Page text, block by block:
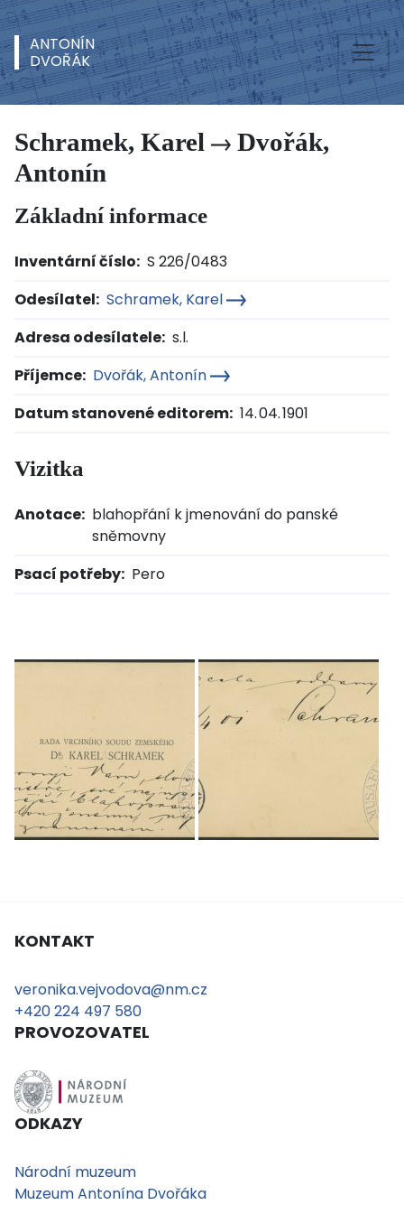
ANTONÍN
DVOŘÁK
Schramek, Karel
Dvořák,
Antonín
Základní informace
Inventární číslo: S 226/0483
Odesílatel: Schramek, Karel
Adresa odesílatele: s.l.
Příjemce: Dvořák, Antonín
Datum stanovené editorem: 14. 04. 1901
Vizitka
Anotace: blahopřání k jmenování do panské
sněmovny
Psací potřeby: Pero
KONTAKT
veronika.vejvodova@nm.cz
+420 224 497 580
PROVOZOVATEL
ODKAZY
Národní muzeum
Muzeum Antonína Dvořáka